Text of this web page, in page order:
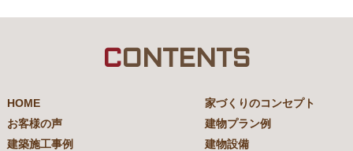
CONTENTS
HOME
お客様の声
建築施工事例
家づくりのコンセプト
建物プラン例
建物設備